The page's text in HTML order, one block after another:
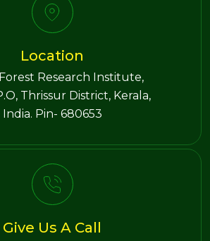
Location
Research Institute,
Thrissur District, Kerala,
India. Pin- 680653
Give Us A Call